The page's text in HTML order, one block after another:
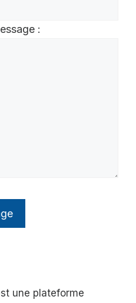
:
une plateforme